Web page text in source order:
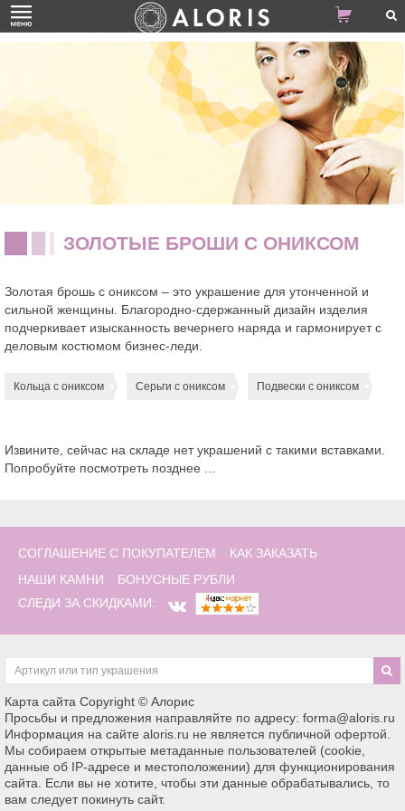
ЗОЛОТЫЕ БРОШИ С ОНИКСОМ
Золотая брошь с ониксом – это украшение для утонченной и
сильной женщины. Благородно-сдержанный дизайн изделия
подчеркивает изысканность вечернего наряда и гармонирует с
деловым костюмом бизнес-леди.
Кольца с ониксом Серьги с ониксом Подвески с ониксом
Извините, сейчас на складе нет украшений с такими вставками.
Попробуйте посмотреть позднее ...
СОГЛАШЕНИЕ С ПОКУПАТЕЛЕМ
КАК ЗАКАЗАТЬ
НАШИ КАМНИ
БОНУСНЫЕ РУБЛИ
СЛЕДИ ЗА СКИДКАМИ:
Карта сайта Copyright © Алорис
Просьбы и предложения направляйте по адресу: forma@aloris.ru
Информация на сайте aloris.ru не является публичной офертой.
Мы собираем открытые метаданные пользователей (cookie,
данные об IP-адресе и местоположении) для функционирования
сайта. Если вы не хотите, чтобы эти данные обрабатывались, то
вам следует покинуть сайт.